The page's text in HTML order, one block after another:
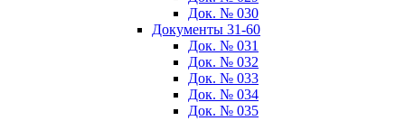
Док. № 030
Документы 31-60
Док. № 031
Док. № 032
Док. № 033
Док. № 034
Док. № 035